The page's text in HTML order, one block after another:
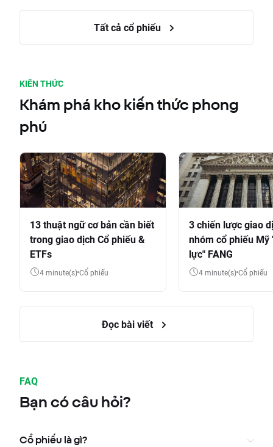
Tất cả cổ phiếu
KIẾN THỨC
Khám phá kho kiến thức phong
phú
13 thuật ngữ cơ bản cần biết
trong giao dịch Cổ phiếu &
ETFs
4 minute(s) Cổ phiếu
3 chiến lược giao
nhóm cổ phiếu Mỹ
lực" FANG
4 minute(s) Cổ phiếu
Đọc bài viết
FAQ
Bạn có câu hỏi?
Cổ phiếu là gì?